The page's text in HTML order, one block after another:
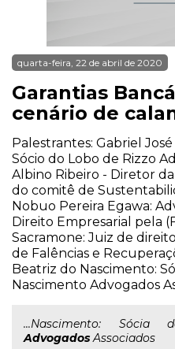
quarta-feira, 22 de abril de 2020
Garantias
cenário de
Palestrantes: Gabriel
Sócio do Lobo de Rizzo
Albino Ribeiro - Diretor
do comitê de
Nobuo Pereira Egawa:
Direito Empresarial pela
Sacramone: Juiz de
de Falências e
Beatriz do Nascimento:
Nascimento Advogados
...Nascimento: Sócia
AdvogadosAssociados